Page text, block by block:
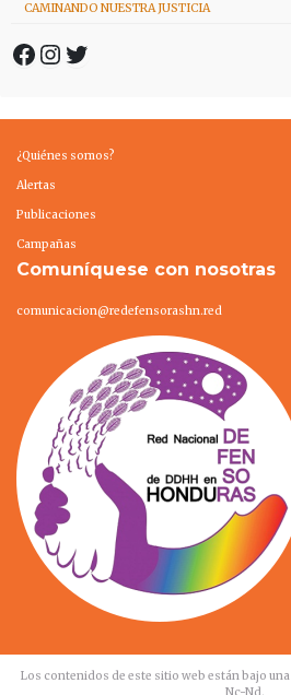
CAMINANDO NUESTRA JUSTICIA
Facebook
Instagram
Twitter
¿Quiénes somos?
Alertas
Publicaciones
Campañas
Comuníquese con nosotras
comunicacion@redefensorashn.red
Los contenidos de este sitio web están bajo una